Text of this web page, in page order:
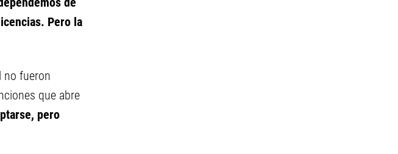
Pero la
no fueron
que abre
pero